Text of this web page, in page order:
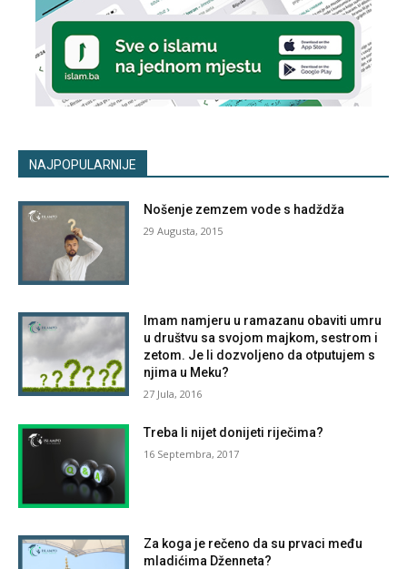
NAJPOPULARNIJE
Nošenje zemzem vode s hadždža
29 Augusta, 2015
Imam namjeru u ramazanu obaviti umru
u društvu sa svojom majkom, sestrom i
zetom. Je li dozvoljeno da otputujem s
njima u Meku?
27 Jula, 2016
Treba li nijet donijeti riječima?
16 Septembra, 2017
Za koga je rečeno da su prvaci među
mladićima Dženneta?